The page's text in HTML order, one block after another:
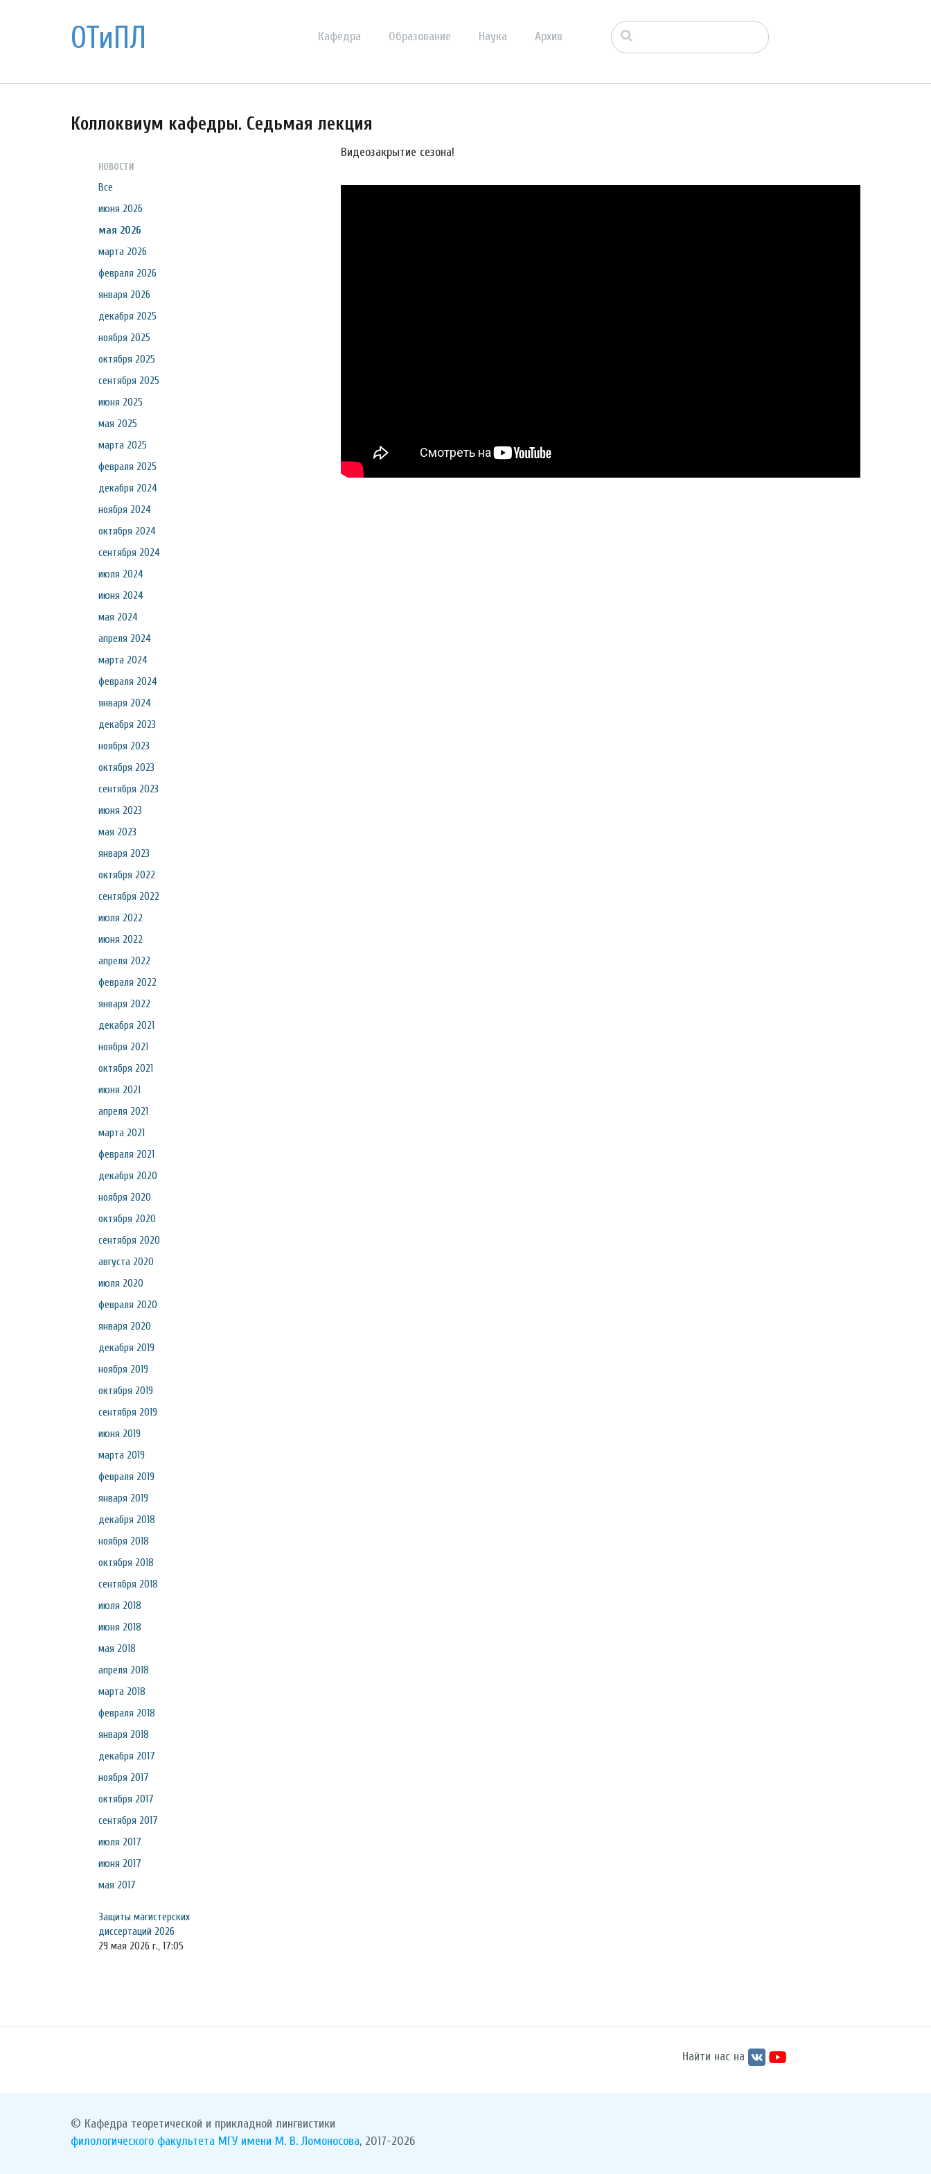
ОТиПЛ Кафедра Образование Наука Архив
Коллоквиум кафедры. Седьмая лекция
НОВОСТИ
Все
июня 2026
мая 2026
марта 2026
февраля 2026
января 2026
декабря 2025
ноября 2025
октября 2025
сентября 2025
июня 2025
мая 2025
марта 2025
февраля 2025
декабря 2024
ноября 2024
октября 2024
сентября 2024
июля 2024
июня 2024
мая 2024
апреля 2024
марта 2024
февраля 2024
января 2024
декабря 2023
ноября 2023
октября 2023
сентября 2023
июня 2023
мая 2023
января 2023
октября 2022
сентября 2022
июля 2022
июня 2022
апреля 2022
февраля 2022
января 2022
декабря 2021
ноября 2021
октября 2021
июня 2021
апреля 2021
марта 2021
февраля 2021
декабря 2020
ноября 2020
октября 2020
сентября 2020
августа 2020
июля 2020
февраля 2020
января 2020
декабря 2019
ноября 2019
октября 2019
сентября 2019
июня 2019
марта 2019
февраля 2019
января 2019
декабря 2018
ноября 2018
октября 2018
сентября 2018
июля 2018
июня 2018
мая 2018
апреля 2018
марта 2018
февраля 2018
января 2018
декабря 2017
ноября 2017
октября 2017
сентября 2017
июля 2017
июня 2017
мая 2017
Защиты магистерских
диссертаций 2026
29 мая 2026 г., 17:05
Видеозакрытие сезона!
Найти нас на
© Кафедра теоретической и прикладной лингвистики
филологического факультета МГУ имени М. В. Ломоносова, 2017-2026